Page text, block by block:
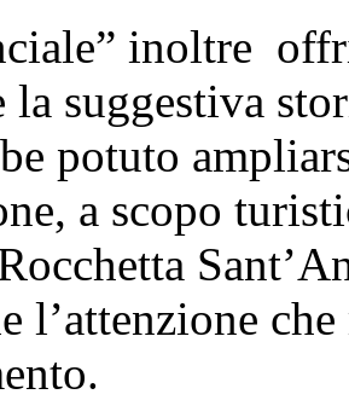
inoltre
la suggestiva
potuto
a scopo
l’attenzione